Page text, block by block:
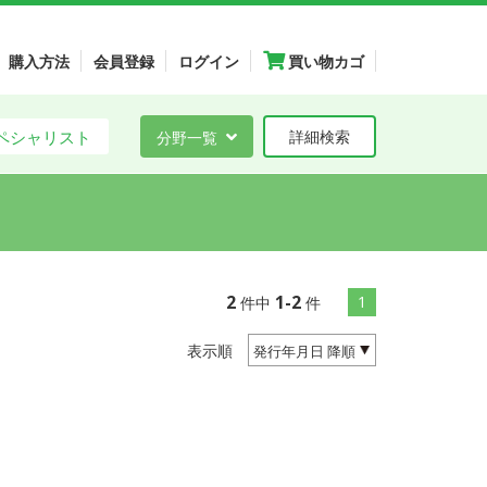
購入方法 会員登録 ログイン 買い物カゴ
シャリスト 分野一覧 詳細検索
2 件中 1-2 件 1
表示順